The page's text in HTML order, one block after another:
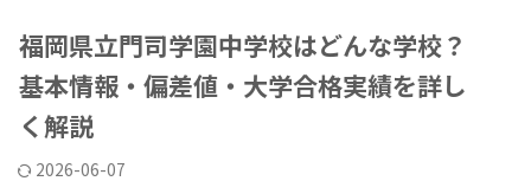
福岡県立門司学園中学校はどんな学校？
基本情報・偏差値・大学合格実績を詳し
く解説
2026-06-07